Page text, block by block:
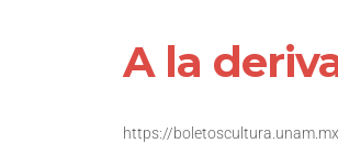
A la
https://